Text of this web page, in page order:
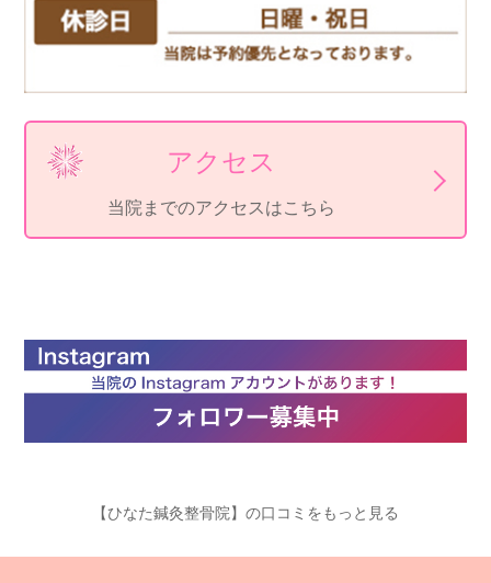
アクセス
当院までのアクセスはこちら
【ひなた鍼灸整骨院】の口コミをもっと見る